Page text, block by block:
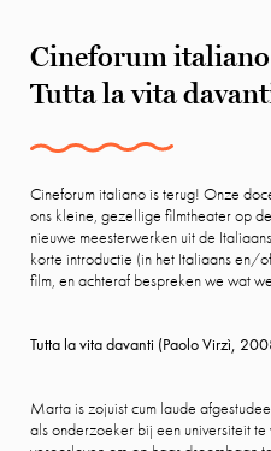
Cineforum
Tutta la vita
Cineforum italiano is terug! Onze
ons kleine, gezellige filmtheater op
nieuwe meesterwerken uit de
korte introductie (in het Italiaans en/
film, en achteraf bespreken we wat
Tutta la vita davanti (Paolo Virzì,
Marta is zojuist cum laude
als onderzoeker bij een universiteit